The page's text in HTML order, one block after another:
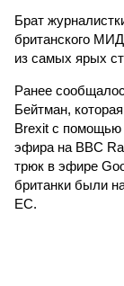
Брат
британского МИД
из самых ярых
Ранее
Бейтман,
Brexit с помощью
эфира на BBC
трюк в эфире
британки были
ЕС.